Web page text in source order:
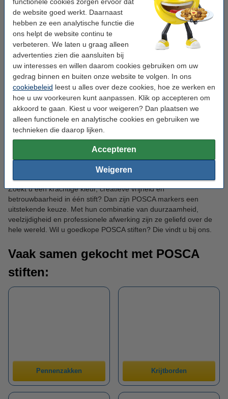
de website goed werkt. Daarnaast
hebben ze een analytische functie die
ons helpt de website continu te
verbeteren. We laten u graag alleen
advertenties zien die aansluiten bij
uw interesses en willen daarom cookies gebruiken om uw
gedrag binnen en buiten onze website te volgen. In ons
cookiebeleid leest u alles over deze cookies, hoe ze werken en
hoe u uw voorkeuren kunt aanpassen. Klik op accepteren om
akkoord te gaan. Kiest u voor weigeren? Dan plaatsen we
alleen functionele en analytische cookies en gebruiken we
technieken die daarop lijken.
Accepteren
Weigeren
Type ondergrond:
op poreuze materialen blijft de inkt
permanent zitten. Voor gladde oppervlakken zoals glas of
plastic raden we aan om te fixeren met vernis voor langdurig
Kleurensets of losse stiften:POSCA biedt een breed
palet. Kies voor een set als u meerdere kleuren tegelijk
nodig hebt, vaak voordeliger dan losse markers.
Toepassing:van graffiti en illustratie tot handlettering,
textielontwerp en schoolprojecten, POSCA stiften passen
zich moeiteloos aan voor elk creatief idee.
Zoekt u een krachtige kleur, creatieve vrijheid en
betrouwbaarheid in één stift? Dan zijn POSCA markers een
uitstekende keuze. Met hun combinatie van duurzaamheid,
veelzijdigheid en professionele afwerking zijn ze geliefd over de
hele wereld. Wil u goedkope POSCA stiften? Die vindt u bij ons.
Vaak samen gekocht met POSCA
stiften:
Pennenzakken Krijtborden